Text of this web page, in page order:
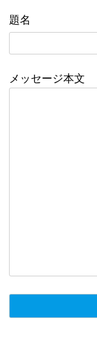
題名
メッセージ本文